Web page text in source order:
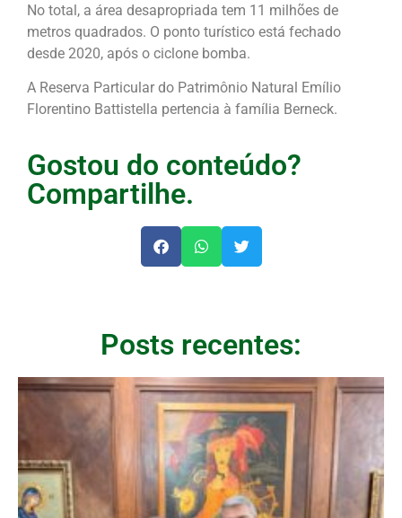
No total, a área desapropriada tem 11 milhões de
metros quadrados. O ponto turístico está fechado
desde 2020, após o ciclone bomba.
A Reserva Particular do Patrimônio Natural Emílio
Florentino Battistella pertencia à família Berneck.
Gostou do conteúdo?
Compartilhe.
Posts recentes: